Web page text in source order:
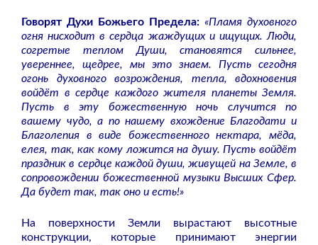
Говорят Духи Божьего Предела: «Пламя духовного
огня нисходит в сердца жаждущих и ищущих. Люди,
согретые теплом Души, становятся сильнее,
увереннее, щедрее, мы это знаем. Пусть сегодня
огонь духовного возрождения, тепла, вдохновения
войдёт в сердце каждого жителя планеты Земля.
Пусть в эту божественную ночь случится по
вашему чудо, а по нашему вхождение Благодати и
Благолепия в виде божественного нектара, мёда,
елея, так, как кому ложится на душу. Пусть войдёт
праздник в сердце каждой души, живущей на Земле, в
сопровождении божественной музыки Высших Сфер.
Да будет так, так оно и есть!»
На поверхности Земли вырастают высотные
конструкции, которые принимают энергии